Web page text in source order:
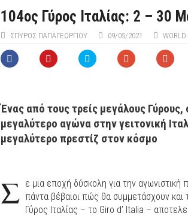
104ος Γύρος Ιταλίας: 2 – 30
ΣΠΎΡΟΣ ΠΑΠΑΓΕΩΡΓΊΟΥ 09/05/2021 WORLD
Ένας από τους τρείς μεγάλους Γύρους,
μεγαλύτερο αγώνα στην γειτονική
μεγαλύτερο πρεστίζ στον κόσμο
Σ ε μια εποχή δύσκολη για την αγωνιστική
πάντα βέβαιοι πώς θα συμμετάσχουν
Γύρος Ιταλίας – το Giro d’ Italia –